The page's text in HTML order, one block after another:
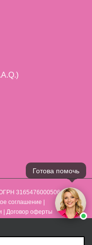
316547600050641 | ©
соглашение
Договор оферты
Email WhatsApp
Phone
Готова помочь